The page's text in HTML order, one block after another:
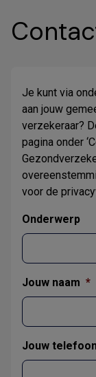
Je kunt via
aan jouw
verzekeraar?
pagina onder
voor de
Onderwerp
Jouw naam *
Jouw